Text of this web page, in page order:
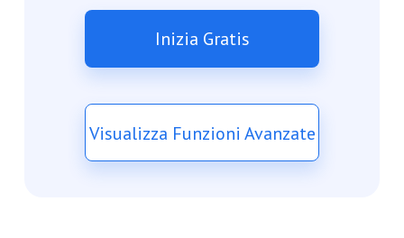
Inizia Gratis
Visualizza Funzioni Avanzate